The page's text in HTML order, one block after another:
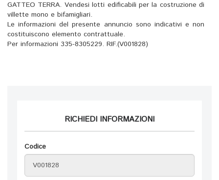
GATTEO TERRA. Vendesi lotti edificabili per la costruzione di
villette mono e bifamigliari.
Le informazioni del presente annuncio sono indicativi e non
costituiscono elemento contrattuale.
Per informazioni 335-8305229. RIF.(V001828)
RICHIEDI INFORMAZIONI
Codice